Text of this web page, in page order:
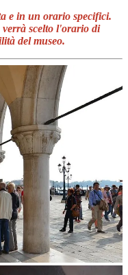
e in un orario specifici.
scelto l'orario di
del museo.